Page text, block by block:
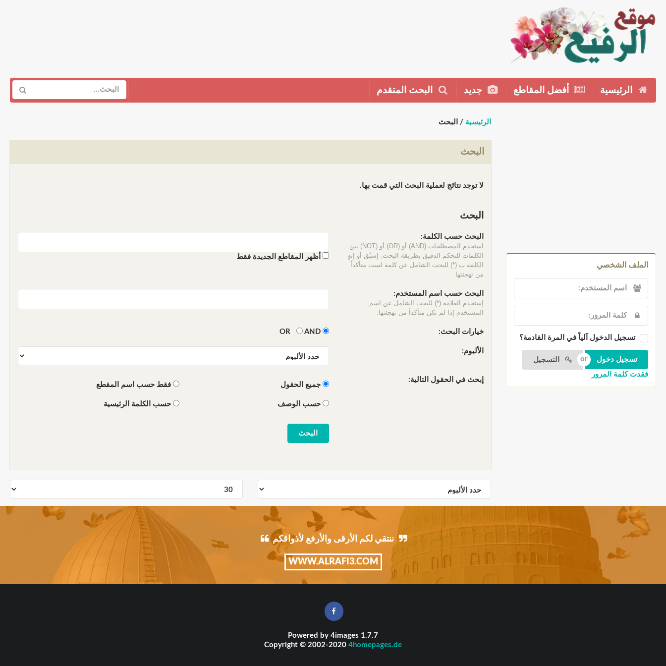
الرئيسية أفضل المقاطع جديد البحث المتقدم
الملف الشخصي
تسجيل الدخول آلياً في المرة القادمة؟
التسجيل
فقدت كلمة المرور
الرئيسية / البحث
البحث
لا توجد نتائج لعملية البحث التي قمت بها.
البحث
البحث حسب الكلمة:
استخدم المصطلحات (AND) أو (OR) أو (NOT) بين
الكلمات للتحكم الدقيق بطريقة البحث. إسبُق أو إنهٍ
الكلمة ب (*) للبحث الشامل عن كلمة لست متأكداً
من تهجئتها
أظهر المقاطع الجديدة فقط
البحث حسب اسم المستخدم:
إستخدم العلامة (*) للبحث الشامل عن اسم
المستخدم إذا لم تكن متأكداً من تهجئتها.
خيارات البحث: OR
AND
الألبوم:
إبحث في الحقول التالية:
جميع الحقول فقط حسب اسم المقطع
حسب الوصف حسب الكلمة الرئيسية
ننتقي لكم الأرقى والأرفع لأذواقكم
WWW.ALRAFI3.COM
Powered by 4images 1.7.7
Copyright © 2002-2020 4homepages.de